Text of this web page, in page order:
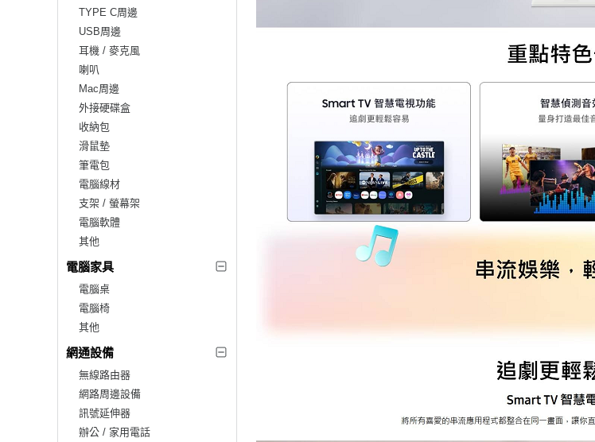
TYPE C周邊
USB周邊
耳機 / 麥克風
喇叭
Mac周邊
外接硬碟盒
收納包
滑鼠墊
筆電包
電腦線材
支架 / 螢幕架
電腦軟體
其他
電腦家具
電腦桌
電腦椅
其他
網通設備
無線路由器
網路周邊設備
訊號延伸器
辦公 / 家用電話